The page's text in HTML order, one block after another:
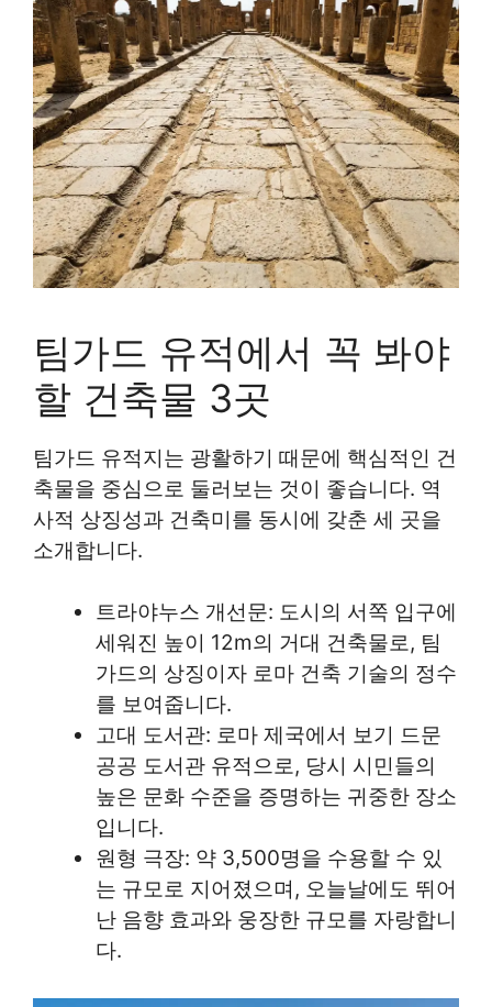
팀가드 유적에서 꼭 봐야
할 건축물 3곳
팀가드 유적지는 광활하기 때문에 핵심적인 건
축물을 중심으로 둘러보는 것이 좋습니다. 역
사적 상징성과 건축미를 동시에 갖춘 세 곳을
소개합니다.
트라야누스 개선문: 도시의 서쪽 입구에
세워진 높이 12m의 거대 건축물로, 팀
가드의 상징이자 로마 건축 기술의 정수
를 보여줍니다.
고대 도서관: 로마 제국에서 보기 드문
공공 도서관 유적으로, 당시 시민들의
높은 문화 수준을 증명하는 귀중한 장소
입니다.
원형 극장: 약 3,500명을 수용할 수 있
는 규모로 지어졌으며, 오늘날에도 뛰어
난 음향 효과와 웅장한 규모를 자랑합니
다.